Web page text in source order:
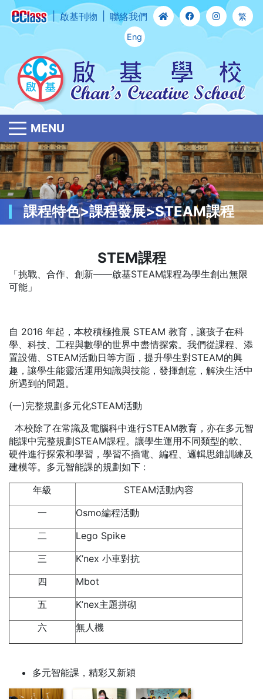
啟基刊物 聯絡我們 繁
Eng
MENU
課程特色>課程發展>STEAM課程
STEM課程
「挑戰、合作、創新——啟基STEAM課程為學生創出無限
可能」
自 2016 年起，本校積極推展 STEAM 教育，讓孩子在科
學、科技、工程與數學的世界中盡情探索。我們從課程、添
置設備、STEAM活動日等方面，提升學生對STEAM的興
趣，讓學生能靈活運用知識與技能，發揮創意，解決生活中
所遇到的問題。
(一)完整規劃多元化STEAM活動
本校除了在常識及電腦科中進行STEAM教育，亦在多元智
能課中完整規劃STEAM課程。讓學生運用不同類型的軟、
硬件進行探索和學習，學習不插電、編程、邏輯思維訓練及
建模等。多元智能課的規劃如下 :
年級
STEAM活動內容
一
Osmo編程活動
二
Lego Spike
三
K’nex 小車對抗
四
Mbot
五
K’nex主題拼砌
六
無人機
多元智能課，精彩又新穎